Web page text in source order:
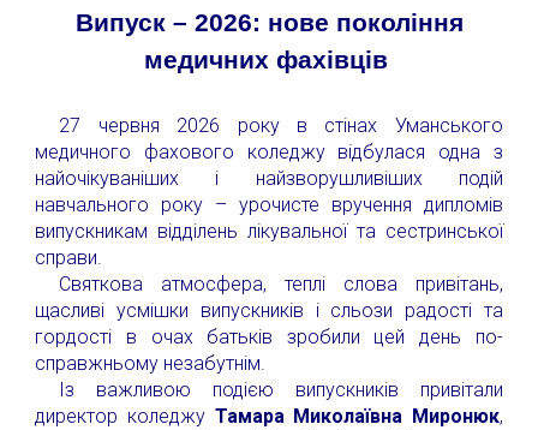
Випуск – 2026: нове покоління
медичних фахівців
27 червня 2026 року в стінах Уманського
медичного фахового коледжу відбулася одна з
найочікуваніших і найзворушливіших подій
навчального року – урочисте вручення дипломів
випускникам відділень лікувальної та сестринської
справи.
Святкова атмосфера, теплі слова привітань,
щасливі усмішки випускників і сльози радості та
гордості в очах батьків зробили цей день по-
справжньому незабутнім.
Із важливою подією випускників привітали
директор коледжу Тамара Миколаївна Миронюк,